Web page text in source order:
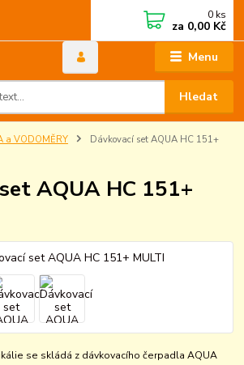
Menu
Hledat
0 ks
za 0,00 Kč
a VODOMĚRY
Dávkovací set AQUA HC 151+
AQUA HC 151+
se skládá z dávkovacího čerpadla AQUA